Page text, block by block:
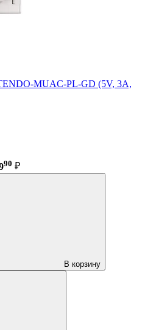
MUAC-PL-GD (5V, 3A,
90 ₽
В корзину